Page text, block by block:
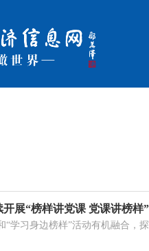
展“榜样讲党课 党课讲榜样
“学习身边榜样”活动有机融合，